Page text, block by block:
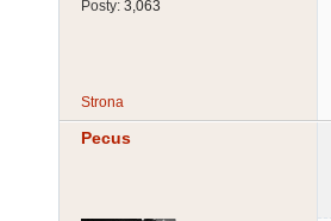
Posty: 3,063
Strona
Pecus